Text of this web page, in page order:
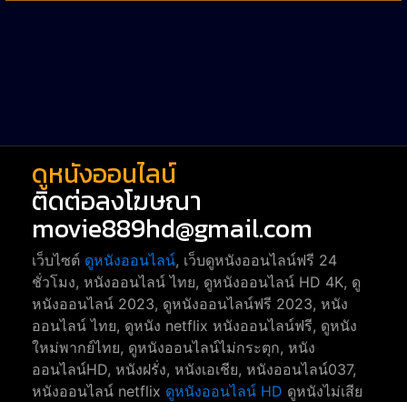
ดูหนังออนไลน์
ติดต่อลงโฆษณา
movie889hd@gmail.com
เว็บไซต์ ดูหนังออนไลน์, เว็บดูหนังออนไลน์ฟรี 24
ชั่วโมง, หนังออนไลน์ ไทย, ดูหนังออนไลน์ HD 4K, ดู
หนังออนไลน์ 2023, ดูหนังออนไลน์ฟรี 2023, หนัง
ออนไลน์ ไทย, ดูหนัง netflix หนังออนไลน์ฟรี, ดูหนัง
ใหม่พากย์ไทย, ดูหนังออนไลน์ไม่กระตุก, หนัง
ออนไลน์HD, หนังฝรั่ง, หนังเอเชีย, หนังออนไลน์037,
หนังออนไลน์ netflix ดูหนังออนไลน์ HD ดูหนังไม่เสีย